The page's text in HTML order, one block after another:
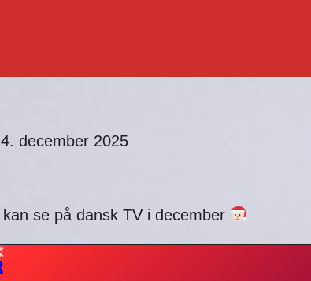
december 2025
se på dansk TV i december